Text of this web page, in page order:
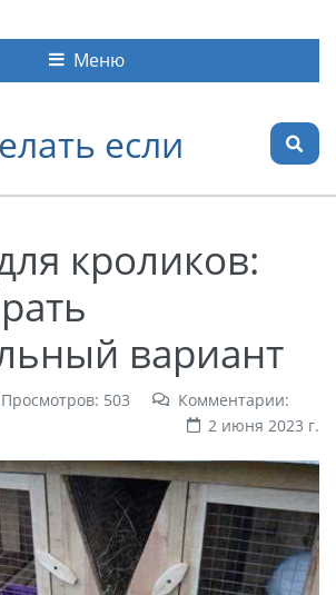
если
Меню
кроликов:
вариант
Просмотров: 503
Комментарии:
2 июня 2023 г.